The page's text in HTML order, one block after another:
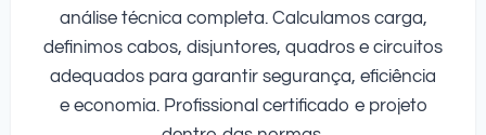
análise técnica completa. Calculamos carga,
definimos cabos, disjuntores, quadros e circuitos
adequados para garantir segurança, eficiência
e economia. Profissional certificado e projeto